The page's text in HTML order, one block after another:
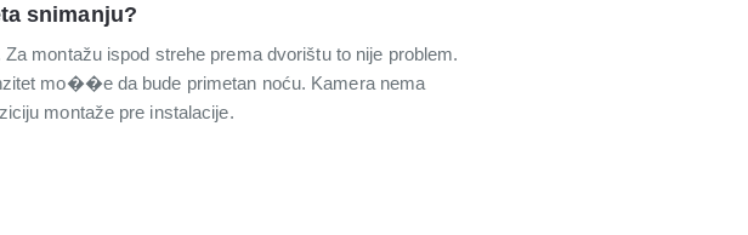
snimanju?
montažu ispod strehe prema dvorištu to nije problem.
mo��e da bude primetan noću. Kamera nema
montaže pre instalacije.